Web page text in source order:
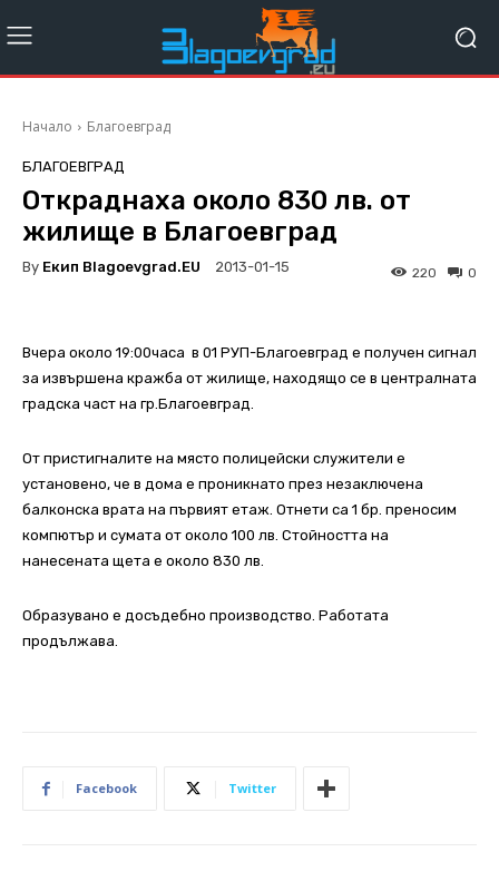
Начало Благоевград
БЛАГОЕВГРАД
Откраднаха около 830 лв. от
жилище в Благоевград
By Екип Blagoevgrad.EU 2013-01-15 0
220
Вчера около 19:00часа в 01 РУП-Благоевград е получен сигнал
за извършена кражба от жилище, находящо се в централната
градска част на гр.Благоевград.
От пристигналите на място полицейски служители е
установено, че в дома е проникнато през незаключена
балконска врата на първият етаж. Отнети са 1 бр. преносим
компютър и сумата от около 100 лв. Стойността на
нанесената щета е около 830 лв.
Образувано е досъдебно производство. Работата
продължава.
Facebook Twitter